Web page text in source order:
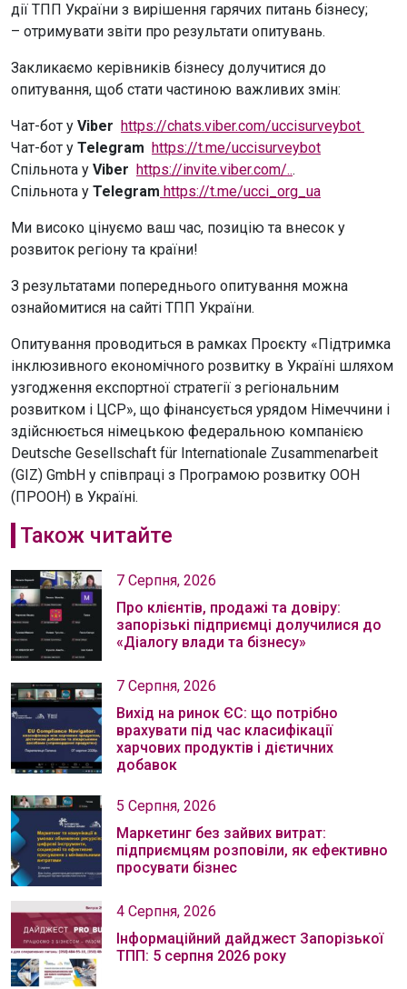
дії ТПП України з вирішення гарячих питань бізнесу;
– отримувати звіти про результати опитувань.
Закликаємо керівників бізнесу долучитися до
опитування, щоб стати частиною важливих змін:
Чат-бот у Viber https://chats.viber.com/uccisurveybot
Чат-бот у Telegram https://t.me/uccisurveybot
Спільнота у Viber https://invite.viber.com/...
Спільнота у Telegram https://t.me/ucci_org_ua
Ми високо цінуємо ваш час, позицію та внесок у
розвиток регіону та країни!
З результатами попереднього опитування можна
ознайомитися на сайті ТПП України.
Опитування проводиться в рамках Проєкту «Підтримка
інклюзивного економічного розвитку в Україні шляхом
узгодження експортної стратегії з регіональним
розвитком і ЦСР», що фінансується урядом Німеччини і
здійснюється німецькою федеральною компанією
Deutsche Gesellschaft für Internationale Zusammenarbeit
(GIZ) GmbH у співпраці з Програмою розвитку ООН
(ПРООН) в Україні.
Також читайте
7 Серпня, 2026
Про клієнтів, продажі та довіру:
запорізькі підприємці долучилися до
«Діалогу влади та бізнесу»
7 Серпня, 2026
Вихід на ринок ЄС: що потрібно
врахувати під час класифікації
харчових продуктів і дієтичних
добавок
5 Серпня, 2026
Маркетинг без зайвих витрат:
підприємцям розповіли, як ефективно
просувати бізнес
4 Серпня, 2026
Інформаційний дайджест Запорізької
ТПП: 5 серпня 2026 року